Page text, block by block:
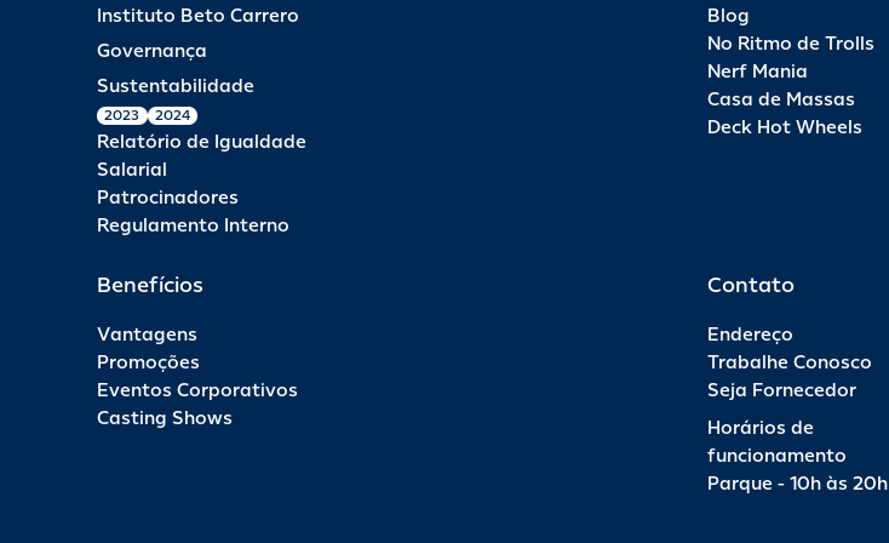
Instituto Beto Carrero
Governança
Sustentabilidade
2023 2024
Relatório de Igualdade
Salarial
Patrocinadores
Regulamento Interno
Blog
No Ritmo de Trolls
Nerf Mania
Casa de Massas
Deck Hot Wheels
Benefícios
Vantagens
Promoções
Eventos Corporativos
Casting Shows
Contato
Endereço
Trabalhe Conosco
Seja Fornecedor
Horários de
funcionamento
Parque - 10h às 20h